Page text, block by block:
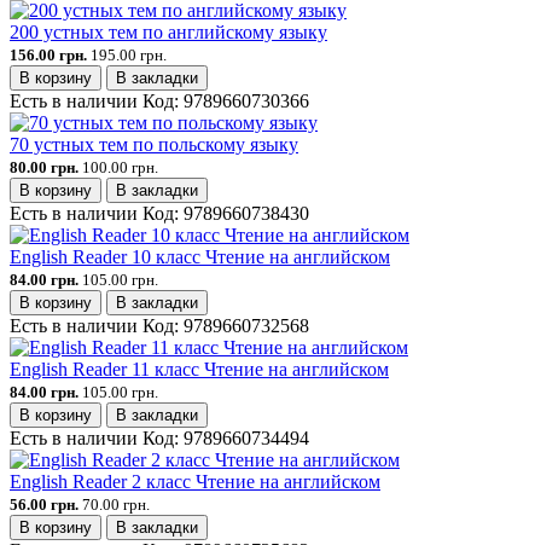
200 устных тем по английскому языку
156.00 грн. 195.00 грн.
В корзину
В закладки
Есть в наличии Код: 9789660730366
70 устных тем по польскому языку
80.00 грн. 100.00 грн.
В корзину
В закладки
Есть в наличии Код: 9789660738430
English Reader 10 класс Чтение на английском
84.00 грн. 105.00 грн.
В корзину
В закладки
Есть в наличии Код: 9789660732568
English Reader 11 класс Чтение на английском
84.00 грн. 105.00 грн.
В корзину
В закладки
Есть в наличии Код: 9789660734494
English Reader 2 класс Чтение на английском
56.00 грн. 70.00 грн.
В корзину
В закладки